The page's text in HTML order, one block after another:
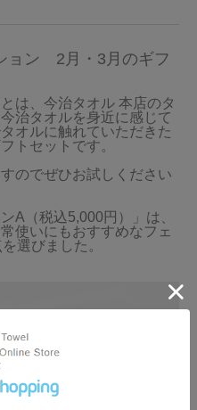
ョン　2月・3月のギフ
は、今治タオル 本店のタ
治タオルを身近に感じて
オルに触れていただきた
トセットです。
のでぜひお試しください
A（税込5,000円）」は、
使いにもおすすめなフェ
選びました。